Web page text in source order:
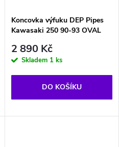
Koncovka výfuku DEP Pipes
Kawasaki 250 90-93 OVAL
2 890 Kč
Skladem 1 ks
DO KOŠÍKU